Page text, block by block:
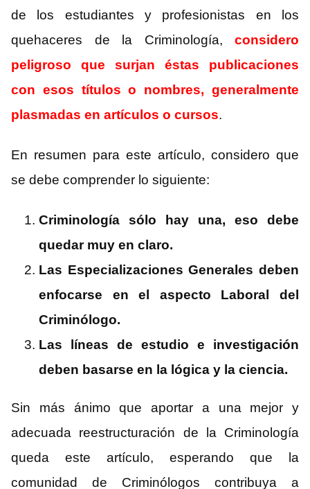
de los estudiantes y profesionistas en los
quehaceres de la Criminología, considero
peligroso que surjan éstas publicaciones
con esos títulos o nombres, generalmente
plasmadas en artículos o cursos.
En resumen para este artículo, considero que
se debe comprender lo siguiente:
Criminología sólo hay una, eso debe
quedar muy en claro.
Las Especializaciones Generales deben
enfocarse en el aspecto Laboral del
Criminólogo.
Las líneas de estudio e investigación
deben basarse en la lógica y la ciencia.
Sin más ánimo que aportar a una mejor y
adecuada reestructuración de la Criminología
queda este artículo, esperando que la
comunidad de Criminólogos contribuya a